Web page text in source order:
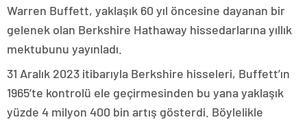
Warren Buffett, yaklaşık 60 yıl öncesine dayanan bir
gelenek olan Berkshire Hathaway hissedarlarına yıllık
mektubunu yayınladı.
31 Aralık 2023 itibarıyla Berkshire hisseleri, Buffett’ın
1965’te kontrolü ele geçirmesinden bu yana yaklaşık
yüzde 4 milyon 400 bin artış gösterdi. Böylelikle